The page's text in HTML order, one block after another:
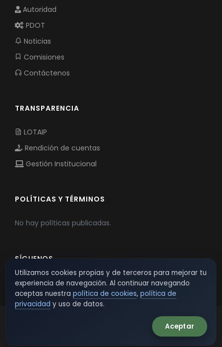
Autoridad
PDOT
Noticias
Comisiones
Contáctenos
TRANSPARENCIA
LOTAIP
Rendición de cuentas
Gestión Institucional
POLÍTICAS Y TÉRMINOS
No hay políticas publicadas.
SÍGUENOS
© 2026 TSW - TecnoServiWeb. All Rights Reserved.
Utilizamos cookies propias y de terceros para mejorar tu
experiencia de navegación. Al continuar navegando
aceptas nuestra política de cookies, política de
privacidad y uso de datos.
Aceptar